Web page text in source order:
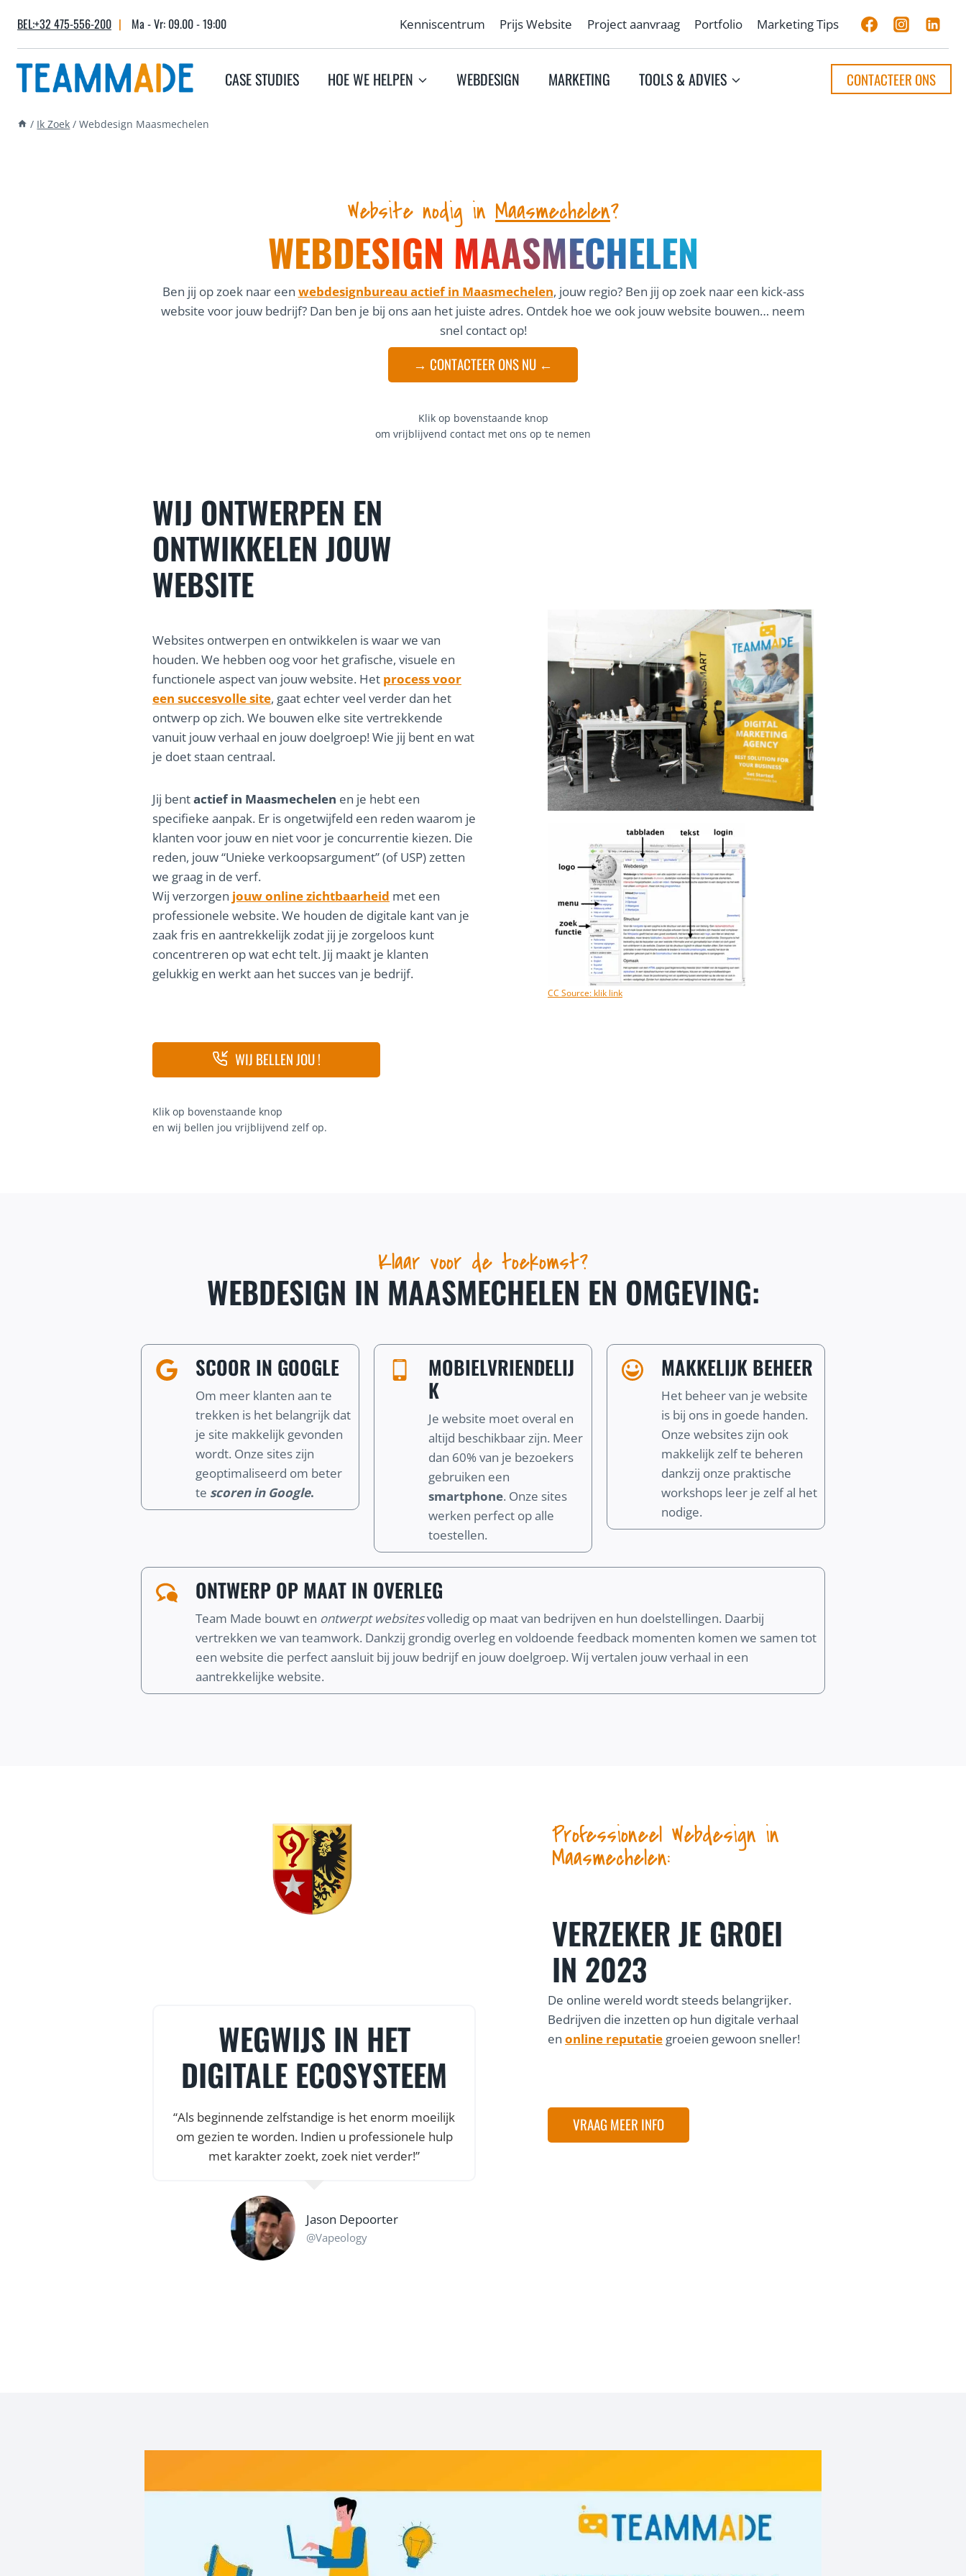
content
BEL:+32 475-556-200 | Ma - Vr: 09.00 - 19:00 Kenniscentrum Prijs Website Project aanvraag Portfolio Marketing Tips
CASE STUDIES HOE WE HELPEN WEBDESIGN MARKETING TOOLS & ADVIES CONTACTEER ONS
/ Ik Zoek / Webdesign Maasmechelen
Website nodig in Maasmechelen?
WEBDESIGN MAASMECHELEN
Ben jij op zoek naar een webdesignbureau actief in Maasmechelen, jouw regio? Ben jij op zoek naar een kick-ass
website voor jouw bedrijf? Dan ben je bij ons aan het juiste adres. Ontdek hoe we ook jouw website bouwen… neem
snel contact op!
→ CONTACTEER ONS NU ←
Klik op bovenstaande knop
om vrijblijvend contact met ons op te nemen
WIJ ONTWERPEN EN
ONTWIKKELEN JOUW
WEBSITE
Websites ontwerpen en ontwikkelen is waar we van
houden. We hebben oog voor het grafische, visuele en
functionele aspect van jouw website. Het process voor
een succesvolle site, gaat echter veel verder dan het
ontwerp op zich. We bouwen elke site vertrekkende
vanuit jouw verhaal en jouw doelgroep! Wie jij bent en wat
je doet staan centraal.
Jij bentactief in Maasmechelen en je hebt een
specifieke aanpak. Er is ongetwijfeld een reden waarom je
klanten voor jouw en niet voor je concurrentie kiezen. Die
reden, jouw “Unieke verkoopsargument” (of USP) zetten
we graag in de verf.
Wij verzorgen jouw online zichtbaarheid met een
professionele website. We houden de digitale kant van je
zaak fris en aantrekkelijk zodat jij je zorgeloos kunt
concentreren op wat echt telt. Jij maakt je klanten
gelukkig en werkt aan het succes van je bedrijf.
WIJ BELLEN JOU !
Klik op bovenstaande knop
en wij bellen jou vrijblijvend zelf op.
CC Source: klik link
Klaar voor de toekomst?
WEBDESIGN IN MAASMECHELEN EN OMGEVING:
SCOOR IN GOOGLE
Om meer klanten aan te
trekken is het belangrijk dat
je site makkelijk gevonden
wordt. Onze sites zijn
geoptimaliseerd om beter
te scoren in Google.
MOBIELVRIENDELIJ
K
Je website moet overal en
altijd beschikbaar zijn. Meer
dan 60% van je bezoekers
gebruiken een
smartphone. Onze sites
werken perfect op alle
toestellen.
MAKKELIJK BEHEER
Het beheer van je website
is bij ons in goede handen.
Onze websites zijn ook
makkelijk zelf te beheren
dankzij onze praktische
workshops leer je zelf al het
nodige.
ONTWERP OP MAAT IN OVERLEG
Team Made bouwt en ontwerpt websitesvolledig op maat van bedrijven en hun doelstellingen. Daarbij
vertrekken we van teamwork. Dankzij grondig overleg en voldoende feedback momenten komen we samen tot
een website die perfect aansluit bij jouw bedrijf en jouw doelgroep. Wij vertalen jouw verhaal in een
aantrekkelijke website.
Professioneel Webdesign in
Maasmechelen:
VERZEKER JE GROEI
IN 2023
WEGWIJS IN HET
DIGITALE ECOSYSTEEM
“Als beginnende zelfstandige is het enorm moeilijk
om gezien te worden. Indien u professionele hulp
met karakter zoekt, zoek niet verder!”
Jason Depoorter
@Vapeology
De online wereld wordt steeds belangrijker.
Bedrijven die inzetten op hun digitale verhaal
en online reputatie groeien gewoon sneller!
VRAAG MEER INFO